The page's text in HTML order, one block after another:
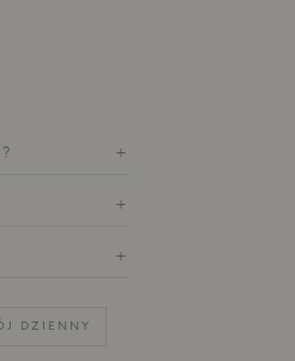
+
+
+
DZIENNY